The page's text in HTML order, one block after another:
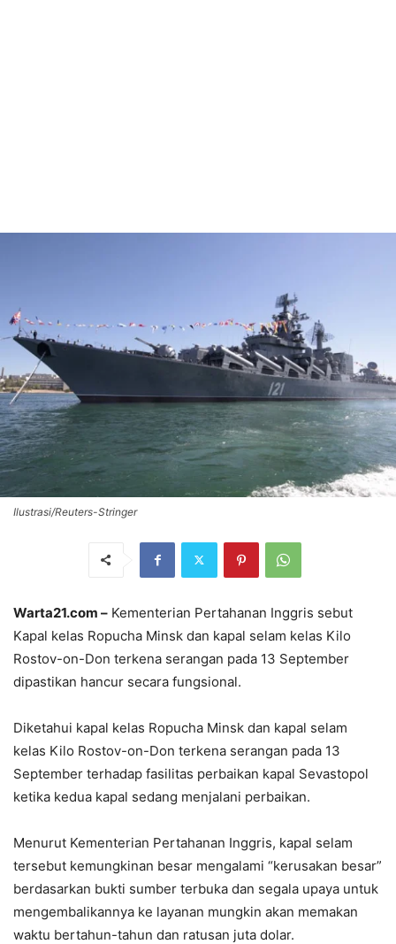
Ilustrasi/Reuters-Stringer
Warta21.com – Kementerian Pertahanan Inggris sebut
Kapal kelas Ropucha Minsk dan kapal selam kelas Kilo
Rostov-on-Don terkena serangan pada 13 September
dipastikan hancur secara fungsional.
Diketahui kapal kelas Ropucha Minsk dan kapal selam
kelas Kilo Rostov-on-Don terkena serangan pada 13
September terhadap fasilitas perbaikan kapal Sevastopol
ketika kedua kapal sedang menjalani perbaikan.
Menurut Kementerian Pertahanan Inggris, kapal selam
tersebut kemungkinan besar mengalami “kerusakan besar”
berdasarkan bukti sumber terbuka dan segala upaya untuk
mengembalikannya ke layanan mungkin akan memakan
waktu bertahun-tahun dan ratusan juta dolar.